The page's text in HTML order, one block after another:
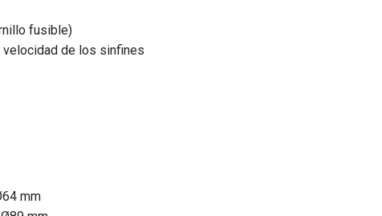
fusible)
velocidad de los sinfines
mm